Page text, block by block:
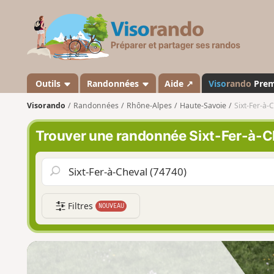
s
a
n
d
o
Outils Randonnées Aide ↗ Visorando
Visorando Randonnées Rhône-Alpes Haute-Savoie Sixt-Fer-à-
Trouver une randonnée Sixt-Fer-à-
Filtres NOUVEAU